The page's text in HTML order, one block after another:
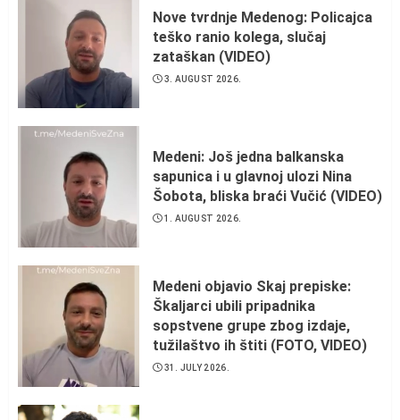
Nove tvrdnje Medenog: Policajca
teško ranio kolega, slučaj
zataškan (VIDEO)
3. AUGUST 2026.
Medeni: Još jedna balkanska
sapunica i u glavnoj ulozi Nina
Šobota, bliska braći Vučić (VIDEO)
1. AUGUST 2026.
Medeni objavio Skaj prepiske:
Škaljarci ubili pripadnika
sopstvene grupe zbog izdaje,
tužilaštvo ih štiti (FOTO, VIDEO)
31. JULY 2026.